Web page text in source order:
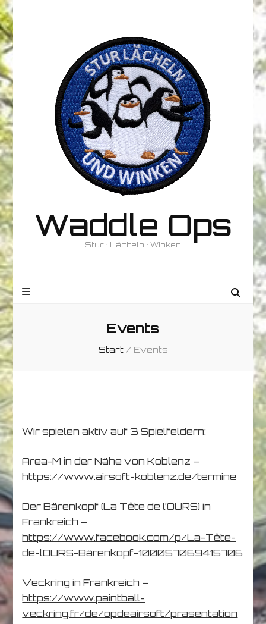
Waddle Ops
Stur • Lächeln • Winken
Events
Start / Events
Wir spielen aktiv auf 3 Spielfeldern:
Area-M in der Nähe von Koblenz –
https://www.airsoft-koblenz.de/termine
Der Bärenkopf (La Tête de l’OURS) in
Frankreich –
https://www.facebook.com/p/La-Tête-
de-lOURS-Bärenkopf-100057069415706
Veckring in Frankreich –
https://www.paintball-
veckring.fr/de/opdeairsoft/prasentation